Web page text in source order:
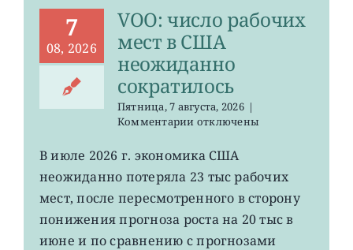
7
08, 2026
VOO: число рабочих
мест в США
неожиданно
сократилось
Пятница, 7 августа, 2026 |
Комментариик
VOO:
рабочих
мест
США
неожиданно
отключены
В июле 2026 г. экономика США
неожиданно потеряла 23 тыс рабочих
мест, после пересмотренного в сторону
понижения прогноза роста на 20 тыс в
июне и по сравнению с прогнозами